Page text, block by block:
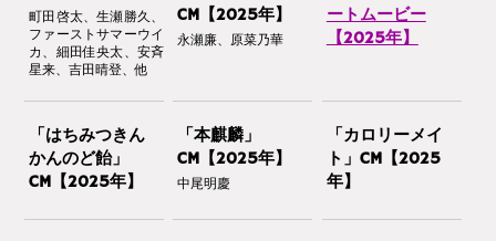
町田啓太、生瀬勝久、
ファーストサマーウイ
カ、細田佳央太、安斉
星来、吉田晴登、他
CM【2025年】
永瀬廉、原菜乃華
ートムービー
【2025年】
「はちみつきん
かんのど飴」
CM【2025年】
「本麒麟」
CM【2025年】
中尾明慶
「カロリーメイ
ト」CM【2025
年】